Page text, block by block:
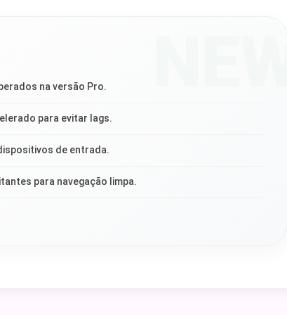
na versão Pro.
para evitar lags.
de entrada.
para navegação limpa.